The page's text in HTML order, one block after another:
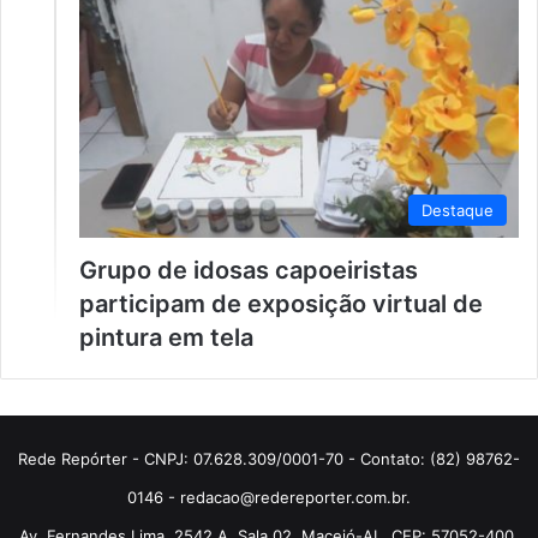
Destaque
Grupo de idosas capoeiristas
participam de exposição virtual de
pintura em tela
Rede Repórter - CNPJ: 07.628.309/0001-70 - Contato: (82) 98762-
0146 - redacao@redereporter.com.br.